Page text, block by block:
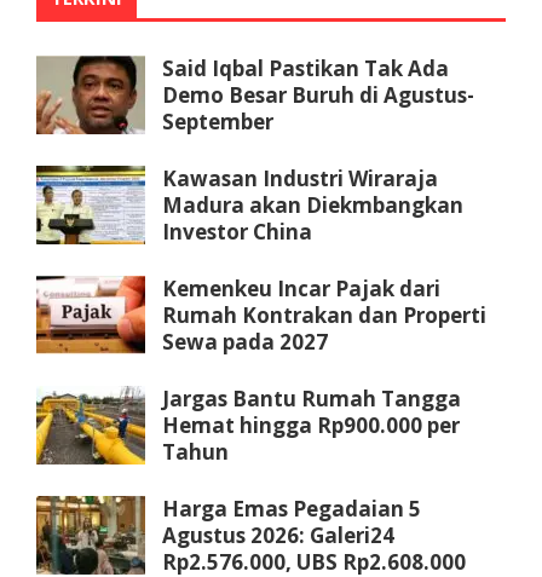
Said Iqbal Pastikan Tak Ada
Demo Besar Buruh di Agustus-
September
Kawasan Industri Wiraraja
Madura akan Diekmbangkan
Investor China
Kemenkeu Incar Pajak dari
Rumah Kontrakan dan Properti
Sewa pada 2027
Jargas Bantu Rumah Tangga
Hemat hingga Rp900.000 per
Tahun
Harga Emas Pegadaian 5
Agustus 2026: Galeri24
Rp2.576.000, UBS Rp2.608.000